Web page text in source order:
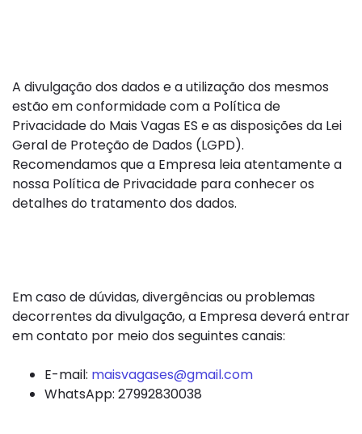
A divulgação dos dados e a utilização dos mesmos
estão em conformidade com a Política de
Privacidade do Mais Vagas ES e as disposições da Lei
Geral de Proteção de Dados (LGPD).
Recomendamos que a Empresa leia atentamente a
nossa Política de Privacidade para conhecer os
detalhes do tratamento dos dados.
Em caso de dúvidas, divergências ou problemas
decorrentes da divulgação, a Empresa deverá entrar
em contato por meio dos seguintes canais:
E-mail: maisvagases@gmail.com
WhatsApp: 27992830038